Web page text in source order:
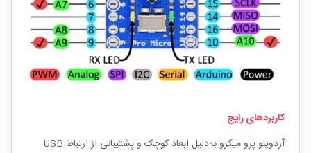
کاربردهای رایج
آردوینو پرو میکرو به‌دلیل ابعاد کوچک و پشتیبانی از ارتباط USB